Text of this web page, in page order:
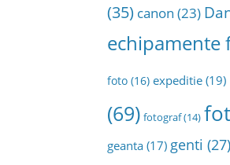
a
(35) canon (23)
echipamente
foto (16) expeditie (19)
(69) fotograf(14)
geanta (17) genti (27)